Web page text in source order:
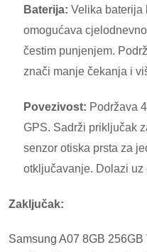
Baterija: Velika baterija
omogućava
čestim punjenjem.
znači manje čekanja i
Povezivost: Podržava
GPS. Sadrži priključak
senzor otiska prsta za
otključavanje. Dolazi
Zaključak:
Samsung A07 8GB